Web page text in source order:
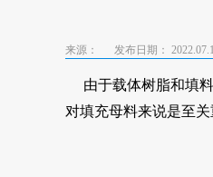
来源： 发布日期：
由于载体树脂和填料
对填充母料来说是至关